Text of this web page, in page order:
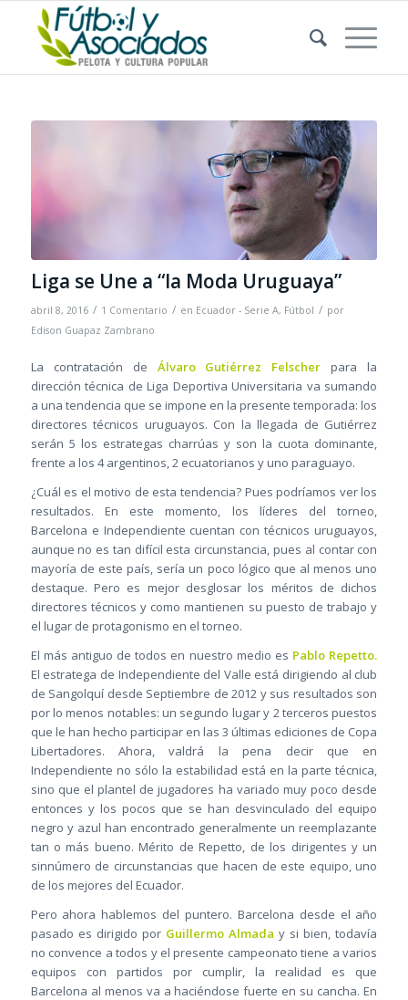
Liga se Une a “la Moda Uruguaya”
abril 8, 2016 / 1 Comentario / en Ecuador - Serie A, Fútbol / por
Edison Guapaz Zambrano
La contratación de Álvaro Gutiérrez Felscher para la
dirección técnica de Liga Deportiva Universitaria va sumando
a una tendencia que se impone en la presente temporada: los
directores técnicos uruguayos. Con la llegada de Gutiérrez
serán 5 los estrategas charrúas y son la cuota dominante,
frente a los 4 argentinos, 2 ecuatorianos y uno paraguayo.
¿Cuál es el motivo de esta tendencia? Pues podríamos ver los
resultados. En este momento, los líderes del torneo,
Barcelona e Independiente cuentan con técnicos uruguayos,
aunque no es tan difícil esta circunstancia, pues al contar con
mayoría de este país, sería un poco lógico que al menos uno
destaque. Pero es mejor desglosar los méritos de dichos
directores técnicos y como mantienen su puesto de trabajo y
el lugar de protagonismo en el torneo.
El más antiguo de todos en nuestro medio es Pablo Repetto.
El estratega de Independiente del Valle está dirigiendo al club
de Sangolquí desde Septiembre de 2012 y sus resultados son
por lo menos notables: un segundo lugar y 2 terceros puestos
que le han hecho participar en las 3 últimas ediciones de Copa
Libertadores. Ahora, valdrá la pena decir que en
Independiente no sólo la estabilidad está en la parte técnica,
sino que el plantel de jugadores ha variado muy poco desde
entonces y los pocos que se han desvinculado del equipo
negro y azul han encontrado generalmente un reemplazante
tan o más bueno. Mérito de Repetto, de los dirigentes y un
sinnúmero de circunstancias que hacen de este equipo, uno
de los mejores del Ecuador.
Pero ahora hablemos del puntero. Barcelona desde el año
pasado es dirigido por Guillermo Almada y si bien, todavía
no convence a todos y el presente campeonato tiene a varios
equipos con partidos por cumplir, la realidad es que
Barcelona al menos va a haciéndose fuerte en su cancha. En